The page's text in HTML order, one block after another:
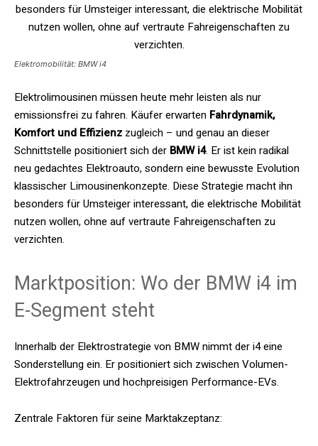
Elektromobilität: BMW i4
Elektrolimousinen müssen heute mehr leisten als nur
emissionsfrei zu fahren. Käufer erwarten Fahrdynamik,
Komfort und Effizienz zugleich – und genau an dieser
Schnittstelle positioniert sich der BMW i4. Er ist kein radikal
neu gedachtes Elektroauto, sondern eine bewusste Evolution
klassischer Limousinenkonzepte. Diese Strategie macht ihn
besonders für Umsteiger interessant, die elektrische Mobilität
nutzen wollen, ohne auf vertraute Fahreigenschaften zu
verzichten.
Marktposition: Wo der BMW i4 im
E-Segment steht
Innerhalb der Elektrostrategie von BMW nimmt der i4 eine
Sonderstellung ein. Er positioniert sich zwischen Volumen-
Elektrofahrzeugen und hochpreisigen Performance-EVs.
Zentrale Faktoren für seine Marktakzeptanz: